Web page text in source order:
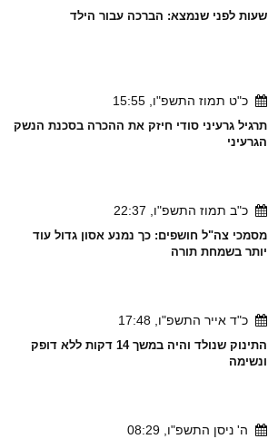
שעות לפני שנמצא: הברכה עבור הילד
כ"ט תמוז התשפ"ו, 15:55
תרגיל גרעיני סודי חיזק את ההכרה בסכנת הנשק
הגרעיני
כ"ב תמוז התשפ"ו, 22:37
מסמכי צה"ל חושפים: כך נמנע אסון גדול עוד
יותר בשמחת תורה
כ"ד אייר התשפ"ו, 17:48
התינוק שנולד והיה במשך 14 דקות ללא דופק
ונשימה
ה' ניסן התשפ"ו, 08:29